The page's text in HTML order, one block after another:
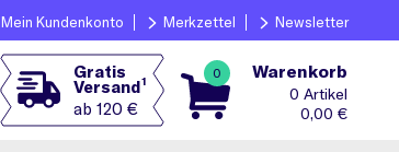
Mein Kundenkonto Merkzettel Newsletter
Gratis
Versand1
ab 120 €
0 Warenkorb
0
0,00 €